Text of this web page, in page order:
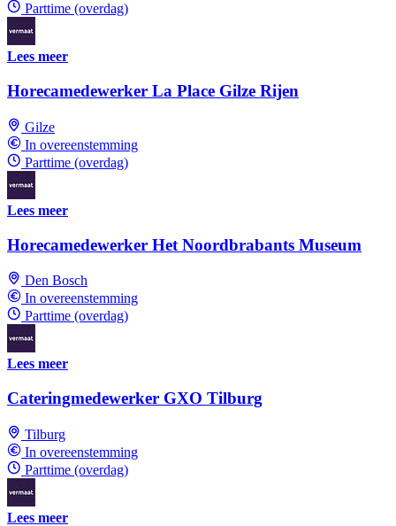
Parttime (overdag)
Lees meer
Horecamedewerker La Place Gilze Rijen
Gilze
In overeenstemming
Parttime (overdag)
Lees meer
Horecamedewerker Het Noordbrabants Museum
Den Bosch
In overeenstemming
Parttime (overdag)
Lees meer
Cateringmedewerker GXO Tilburg
Tilburg
In overeenstemming
Parttime (overdag)
Lees meer